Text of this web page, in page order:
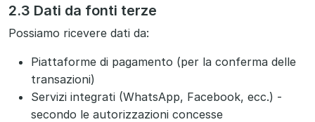
2.3 Dati da fonti terze
Possiamo ricevere dati da:
Piattaforme di pagamento (per la conferma delle
transazioni)
Servizi integrati (WhatsApp, Facebook, ecc.) -
secondo le autorizzazioni concesse